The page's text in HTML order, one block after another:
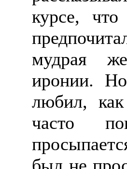
курсе,
мудрая
иронии.
любил,
часто